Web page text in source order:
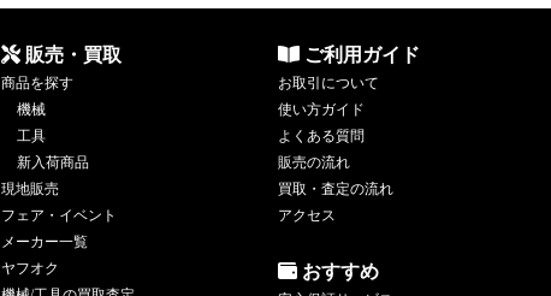
販売・買取
商品を探す
機械
工具
新入荷商品
現地販売
フェア・イベント
メーカー一覧
ヤフオク
ご利用ガイド
お取引について
使い方ガイド
よくある質問
販売の流れ
買取・査定の流れ
アクセス
おすすめ